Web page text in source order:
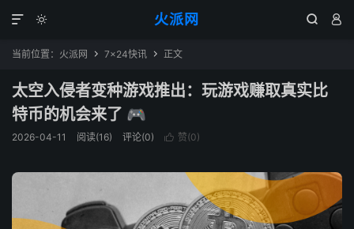
火派网
  

当前位置： 火派网  7×24快讯  正文
太空入侵者变种游戏推出：玩游戏赚取真实比
特币的机会来了 🎮
2026-04-11 阅读(16) 评论(0)  赞(0)